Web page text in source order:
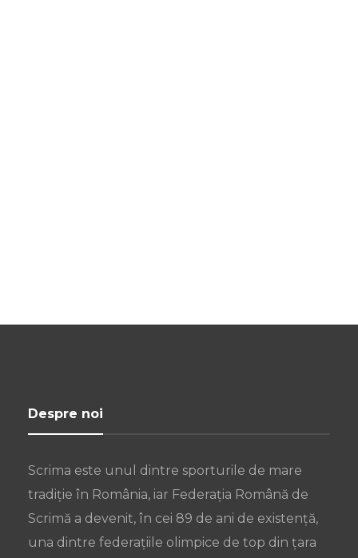
Despre noi
Scrima este unul dintre sporturile de mare
tradiție în România, iar Federația Română de
Scrimă a devenit, în cei 89 de ani de existență,
una dintre federațiile olimpice de top din țara